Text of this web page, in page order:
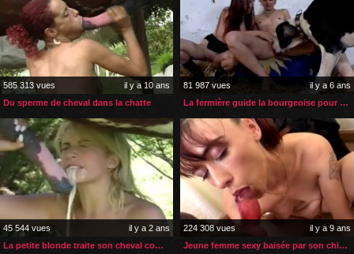
585 313 vues
il y a 10 ans
Du sperme de cheval dans la chatte
81 987 vues
il y a 6 ans
La fermière guide la bourgeoise pour sa première zoophilie
45 544 vues
il y a 2 ans
La petite blonde traite son cheval comme son amant
224 308 vues
il y a 9 ans
Jeune femme sexy baisée par son chien à la maison